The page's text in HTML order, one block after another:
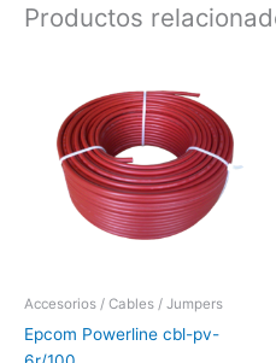
Productos
Accesorios / Cables / Jumpers
Epcom Powerline cbl-pv-